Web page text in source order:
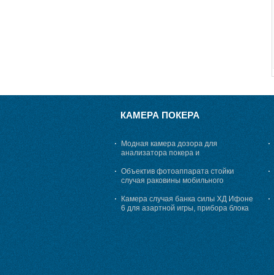
КАМЕРА ПОКЕРА
Модная камера дозора для
анализатора покера и
маркированных карт, 25 до 45 см
просматривая расстояние
Объектив фотоаппарата стойки
случая раковины мобильного
телефона для анализатора покера
Камера случая банка силы ХД Ифоне
6 для азартной игры, прибора блока
развертки покера обжуливая